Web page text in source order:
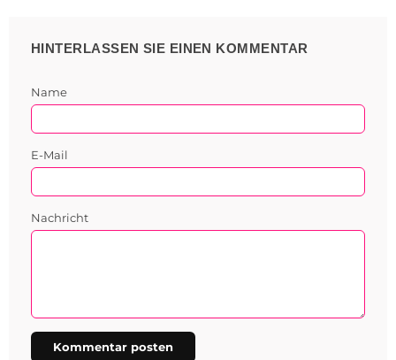
HINTERLASSEN SIE EINEN KOMMENTAR
Name
E-Mail
Nachricht